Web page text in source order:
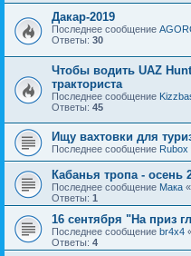
Дакар-2019
Последнее сообщение
Ответы: 30
Чтобы водить UAZ
тракториста
Последнее сообщение
Ответы: 45
Ищу вахтовки для
Последнее сообщение Rubox
Кабанья тропа - осень
Последнее сообщение Мака «
Ответы: 1
16 сентября "На приз
Последнее сообщение br4x4
Ответы: 4